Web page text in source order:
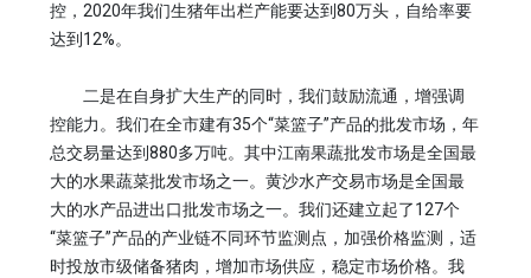
控，2020年我们生猪年出栏产能要达到80万头，自给率要
达到12%。
二是在自身扩大生产的同时，我们鼓励流通，增强调
控能力。我们在全市建有35个“菜篮子”产品的批发市场，年
总交易量达到880多万吨。其中江南果蔬批发市场是全国最
大的水果蔬菜批发市场之一。黄沙水产交易市场是全国最
大的水产品进出口批发市场之一。我们还建立起了127个
“菜篮子”产品的产业链不同环节监测点，加强价格监测，适
时投放市级储备猪肉，增加市场供应，稳定市场价格。我